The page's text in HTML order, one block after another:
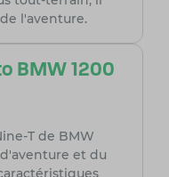
l'aventure.
BMW 1200
T de BMW
et du